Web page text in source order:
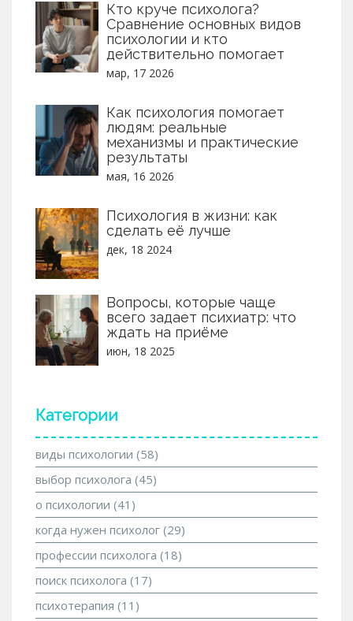
Кто круче психолога?
Сравнение основных видов
психологии и кто
действительно помогает
мар, 17 2026
Как психология помогает
людям: реальные
механизмы и практические
результаты
мая, 16 2026
Психология в жизни: как
сделать её лучше
дек, 18 2024
Вопросы, которые чаще
всего задает психиатр: что
ждать на приёме
июн, 18 2025
Категории
виды психологии (58)
выбор психолога (45)
о психологии (41)
когда нужен психолог (29)
профессии психолога (18)
поиск психолога (17)
психотерапия (11)